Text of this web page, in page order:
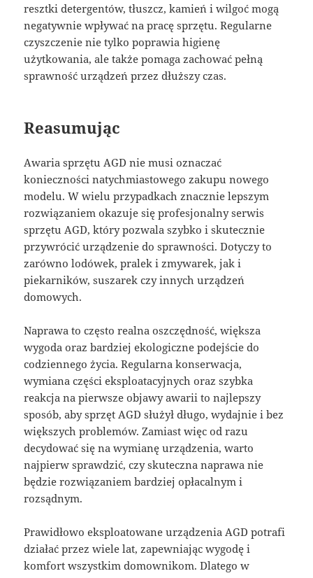
resztki detergentów, tłuszcz, kamień i wilgoć mogą
negatywnie wpływać na pracę sprzętu. Regularne
czyszczenie nie tylko poprawia higienę
użytkowania, ale także pomaga zachować pełną
sprawność urządzeń przez dłuższy czas.
Reasumując
Awaria sprzętu AGD nie musi oznaczać
konieczności natychmiastowego zakupu nowego
modelu. W wielu przypadkach znacznie lepszym
rozwiązaniem okazuje się profesjonalny serwis
sprzętu AGD, który pozwala szybko i skutecznie
przywrócić urządzenie do sprawności. Dotyczy to
zarówno lodówek, pralek i zmywarek, jak i
piekarników, suszarek czy innych urządzeń
domowych.
Naprawa to często realna oszczędność, większa
wygoda oraz bardziej ekologiczne podejście do
codziennego życia. Regularna konserwacja,
wymiana części eksploatacyjnych oraz szybka
reakcja na pierwsze objawy awarii to najlepszy
sposób, aby sprzęt AGD służył długo, wydajnie i bez
większych problemów. Zamiast więc od razu
decydować się na wymianę urządzenia, warto
najpierw sprawdzić, czy skuteczna naprawa nie
będzie rozwiązaniem bardziej opłacalnym i
rozsądnym.
Prawidłowo eksploatowane urządzenia AGD potrafi
działać przez wiele lat, zapewniając wygodę i
komfort wszystkim domownikom. Dlatego w